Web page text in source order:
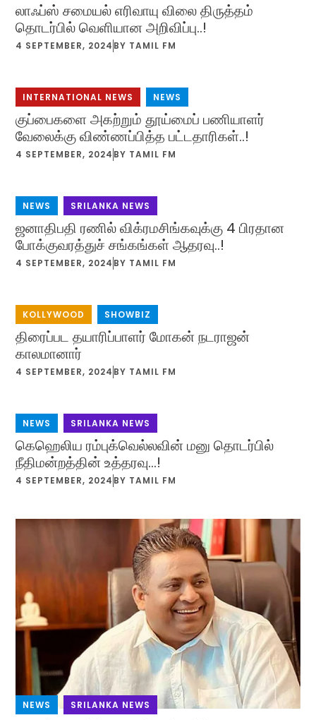
லாஃப்ஸ் சமையல் எரிவாயு விலை திருத்தம்
தொடர்பில் வெளியான அறிவிப்பு..!
4 SEPTEMBER, 2024 BY TAMIL FM
INTERNATIONAL NEWS NEWS
குப்பைகளை அகற்றும் தூய்மைப் பணியாளர்
வேலைக்கு விண்ணப்பித்த பட்டதாரிகள்..!
4 SEPTEMBER, 2024 BY TAMIL FM
NEWS SRILANKA NEWS
ஜனாதிபதி ரணில் விக்ரமசிங்கவுக்கு 4 பிரதான
போக்குவரத்துச் சங்கங்கள் ஆதரவு..!
4 SEPTEMBER, 2024 BY TAMIL FM
KOLLYWOOD SHOWBIZ
திரைப்பட தயாரிப்பாளர் மோகன் நடராஜன்
காலமானார்
4 SEPTEMBER, 2024 BY TAMIL FM
NEWS SRILANKA NEWS
கெஹெலிய ரம்புக்வெல்லவின் மனு தொடர்பில்
நீதிமன்றத்தின் உத்தரவு…!
4 SEPTEMBER, 2024 BY TAMIL FM
NEWS , SRILANKA NEWS